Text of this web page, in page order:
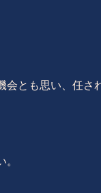
とも思い、任さ